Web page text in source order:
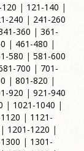
| 121-140 |
240 | 241-260
360 | 361-
| 461-480 |
580 | 581-600
700 | 701-
| 801-820 |
920 | 921-940
| 1021-1040 |
| 1121-
| 1201-1220 |
| 1301-